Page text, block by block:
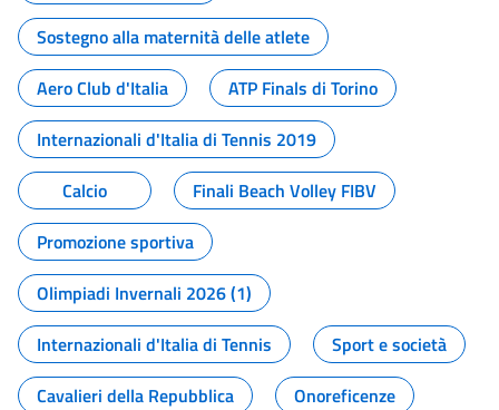
Sostegno alla maternità delle atlete
Aero Club d'Italia
ATP Finals di Torino
Internazionali d'Italia di Tennis 2019
Calcio
Finali Beach Volley FIBV
Promozione sportiva
Olimpiadi Invernali 2026 (1)
Internazionali d'Italia di Tennis
Sport e società
Cavalieri della Repubblica
Onoreficenze